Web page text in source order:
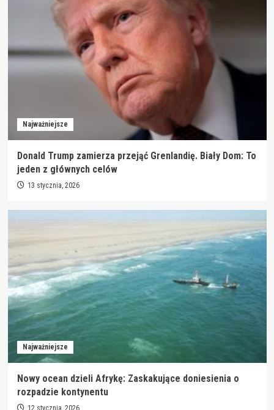
Najważniejsze
Donald Trump zamierza przejąć Grenlandię. Biały Dom: To
jeden z głównych celów
13 stycznia, 2026
Najważniejsze
Nowy ocean dzieli Afrykę: Zaskakujące doniesienia o
rozpadzie kontynentu
12 stycznia, 2026